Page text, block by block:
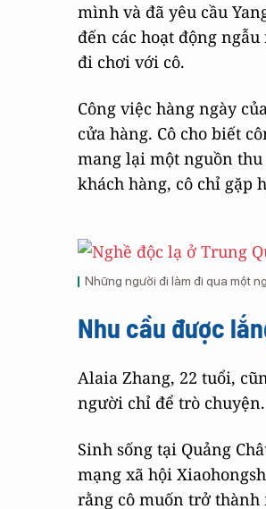
mình và đã yêu cầu
đến các hoạt động
đi chơi với cô.
Công việc hàng ngày
cửa hàng. Cô cho biết
mang lại một nguồn
khách hàng, cô chỉ gặp
Những người đi làm đi qua một
Nhu cầu được
Alaia Zhang, 22 tuổi,
người chỉ để trò chuyện.
Sinh sống tại Quảng
mạng xã hội
rằng cô muốn trở